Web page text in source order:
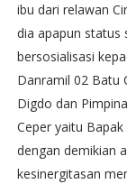
ibu dari relawan
dia apapun status
bersosialisasi
Danramil 02 Batu
Digdo dan
Ceper yaitu Bapak
dengan demikian
kesinergitasan